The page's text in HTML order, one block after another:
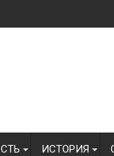
разрядов по
ИСТОРИЯ